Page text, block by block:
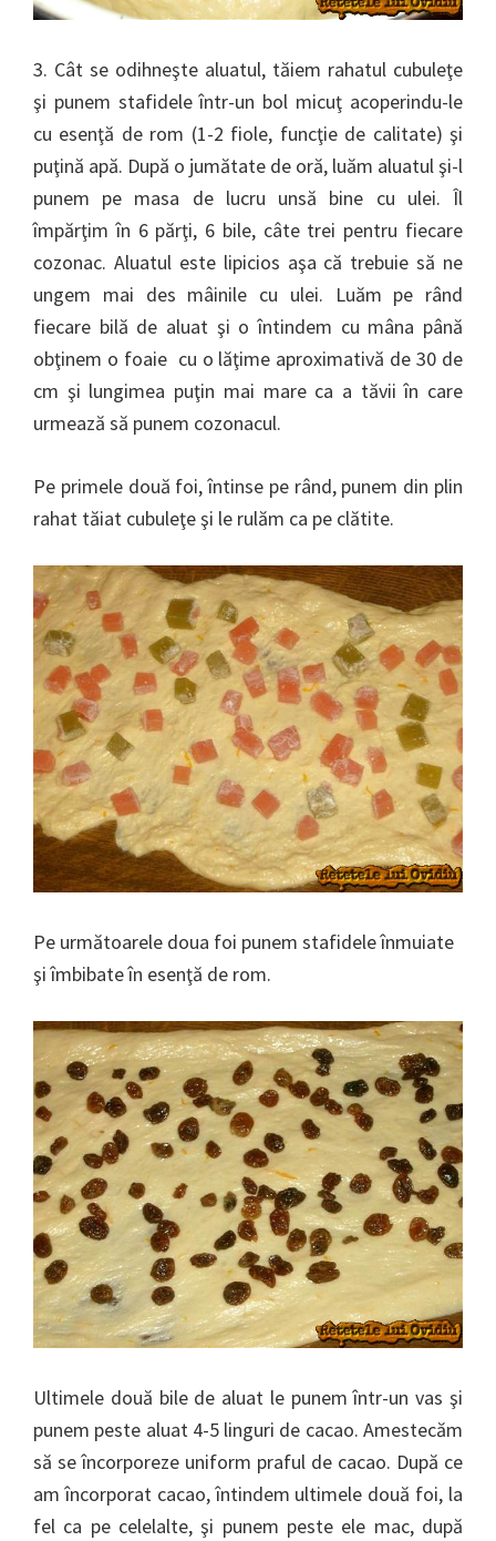
3. Cât se odihneşte aluatul, tăiem rahatul cubuleţe
şi punem stafidele într-un bol micuţ acoperindu-le
cu esenţă de rom (1-2 fiole, funcţie de calitate) şi
puţină apă. După o jumătate de oră, luăm aluatul şi-l
punem pe masa de lucru unsă bine cu ulei. Îl
împărţim în 6 părţi, 6 bile, câte trei pentru fiecare
cozonac. Aluatul este lipicios aşa că trebuie să ne
ungem mai des mâinile cu ulei. Luăm pe rând
fiecare bilă de aluat şi o întindem cu mâna până
obţinem o foaie cu o lăţime aproximativă de 30 de
cm şi lungimea puţin mai mare ca a tăvii în care
urmează să punem cozonacul.
Pe primele două foi, întinse pe rând, punem din plin
rahat tăiat cubuleţe şi le rulăm ca pe clătite.
Pe următoarele doua foi punem stafidele înmuiate
şi îmbibate în esenţă de rom.
Ultimele două bile de aluat le punem într-un vas şi
punem peste aluat 4-5 linguri de cacao. Amestecăm
să se încorporeze uniform praful de cacao. După ce
am încorporat cacao, întindem ultimele două foi, la
fel ca pe celelalte, şi punem peste ele mac, după